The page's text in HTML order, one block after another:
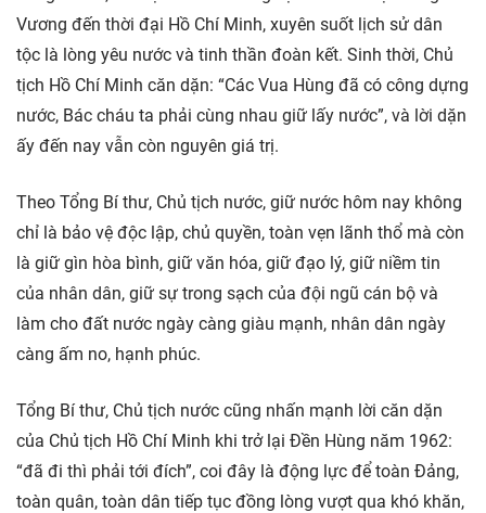
Vương đến thời đại Hồ Chí Minh, xuyên suốt lịch sử dân
tộc là lòng yêu nước và tinh thần đoàn kết. Sinh thời, Chủ
tịch Hồ Chí Minh căn dặn: “Các Vua Hùng đã có công dựng
nước, Bác cháu ta phải cùng nhau giữ lấy nước”, và lời dặn
ấy đến nay vẫn còn nguyên giá trị.
Theo Tổng Bí thư, Chủ tịch nước, giữ nước hôm nay không
chỉ là bảo vệ độc lập, chủ quyền, toàn vẹn lãnh thổ mà còn
là giữ gìn hòa bình, giữ văn hóa, giữ đạo lý, giữ niềm tin
của nhân dân, giữ sự trong sạch của đội ngũ cán bộ và
làm cho đất nước ngày càng giàu mạnh, nhân dân ngày
càng ấm no, hạnh phúc.
Tổng Bí thư, Chủ tịch nước cũng nhấn mạnh lời căn dặn
của Chủ tịch Hồ Chí Minh khi trở lại Đền Hùng năm 1962:
“đã đi thì phải tới đích”, coi đây là động lực để toàn Đảng,
toàn quân, toàn dân tiếp tục đồng lòng vượt qua khó khăn,